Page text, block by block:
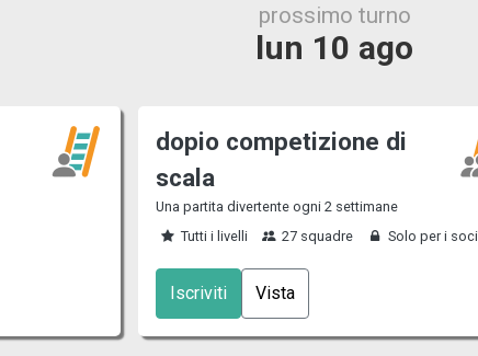
prossimo turno
lun 10 ago
dopio competizione di
scala
Una partita divertente ogni 2 settimane
Tutti i livelli
27 squadre Solo per i soci
Iscriviti Vista